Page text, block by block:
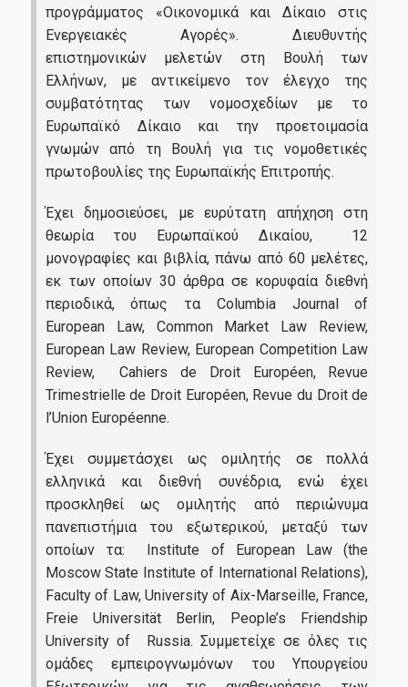
προγράμματος «Οικονομικά και Δίκαιο στις
Ενεργειακές Αγορές». Διευθυντής
επιστημονικών μελετών στη Βουλή των
Ελλήνων, με αντικείμενο τον έλεγχο της
συμβατότητας των νομοσχεδίων με το
Ευρωπαϊκό Δίκαιο και την προετοιμασία
γνωμών από τη Βουλή για τις νομοθετικές
πρωτοβουλίες της Ευρωπαϊκής Επιτροπής.
Έχει δημοσιεύσει, με ευρύτατη απήχηση στη
θεωρία του Ευρωπαϊκού Δικαίου, 12
μονογραφίες και βιβλία, πάνω από 60 μελέτες,
εκ των οποίων 30 άρθρα σε κορυφαία διεθνή
περιοδικά, όπως τα Columbia Journal of
European Law, Common Market Law Review,
European Law Review, European Competition Law
Review, Cahiers de Droit Européen, Revue
Trimestrielle de Droit Européen, Revue du Droit de
l’Union Européenne.
Έχει συμμετάσχει ως ομιλητής σε πολλά
ελληνικά και διεθνή συνέδρια, ενώ έχει
προσκληθεί ως ομιλητής από περιώνυμα
πανεπιστήμια του εξωτερικού, μεταξύ των
οποίων τα: Institute of European Law (the
Moscow State Institute of International Relations),
Faculty of Law, University of Aix-Marseille, France,
Freie Universität Berlin, People’s Friendship
University of Russia. Συμμετείχε σε όλες τις
ομάδες εμπειρογνωμόνων του Υπουργείου